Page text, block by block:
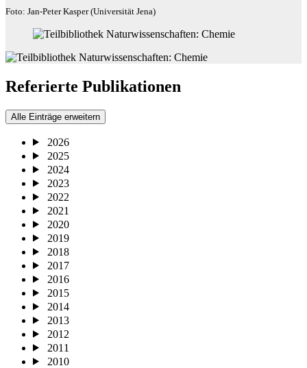
Foto: Jan-Peter Kasper (Universität Jena)
Referierte Publikationen
Alle Einträge erweitern
2026
2025
2024
2023
2022
2021
2020
2019
2018
2017
2016
2015
2014
2013
2012
2011
2010